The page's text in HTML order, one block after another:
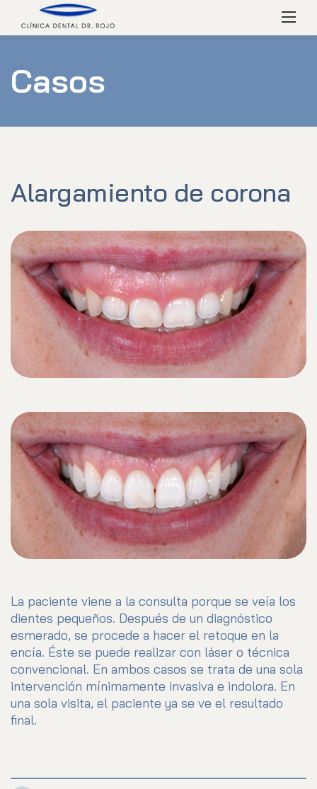
content
Menú
Casos
Alargamiento de corona
La paciente viene a la consulta porque se veía los
dientes pequeños. Después de un diagnóstico
esmerado, se procede a hacer el retoque en la
encía. Éste se puede realizar con láser o técnica
convencional. En ambos casos se trata de una sola
intervención mínimamente invasiva e indolora. En
una sola visita, el paciente ya se ve el resultado
final.